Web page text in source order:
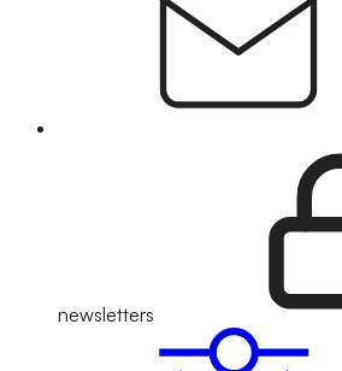
newsletters